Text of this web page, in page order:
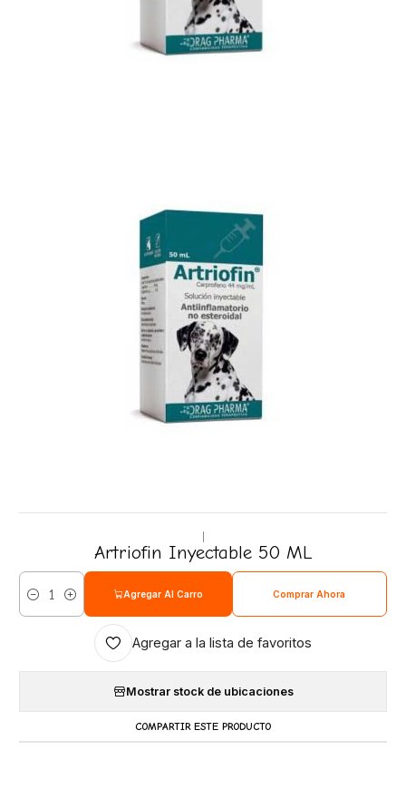
Artriofin Inyectable 50 ML
Cantidad
Agregar Al Carro Comprar Ahora
Agregar a la lista de favoritos
Mostrar stock de ubicaciones
COMPARTIR ESTE PRODUCTO